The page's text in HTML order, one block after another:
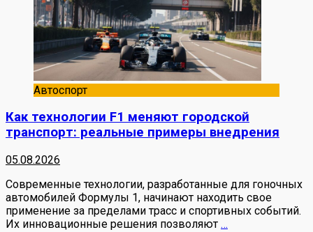
Автоспорт
Как технологии F1 меняют городской
транспорт: реальные примеры внедрения
05.08.2026
Современные технологии, разработанные для гоночных
автомобилей Формулы 1, начинают находить свое
применение за пределами трасс и спортивных событий.
Их инновационные решения позволяют …